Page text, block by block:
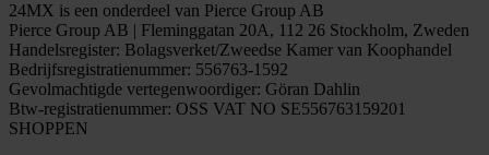
24MX is een onderdeel van Pierce Group AB
Pierce Group AB | Fleminggatan 20A, 112 26 Stockholm, Zweden
Handelsregister: Bolagsverket/Zweedse Kamer van Koophandel
Bedrijfsregistratienummer: 556763-1592
Gevolmachtigde vertegenwoordiger: Göran Dahlin
Btw-registratienummer: OSS VAT NO SE556763159201
SHOPPEN